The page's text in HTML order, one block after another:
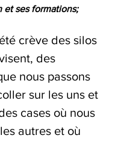
et ses formations;
crève des silos
des
nous passons
sur les uns et
cases où nous
autres et où